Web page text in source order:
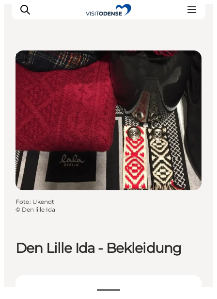
Odense erleben
Veranstaltungen
Reiseplanung
Inspiration
Den Lille Ida - Bekleidung
Öffnungszeiten anzeigen
Shopping
Foto: Ukendt
© Den lille Ida